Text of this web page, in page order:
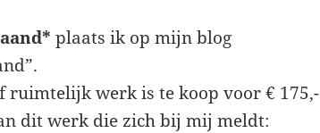
plaats ik op mijn blog
ruimtelijk werk is te koop voor € 175,-
dit werk die zich bij mij meldt: